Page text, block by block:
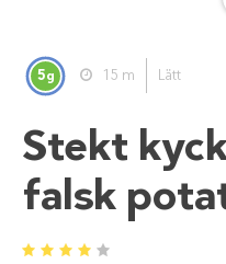
5g 15 m Lätt
Stekt
falsk
1 2 3 4 5